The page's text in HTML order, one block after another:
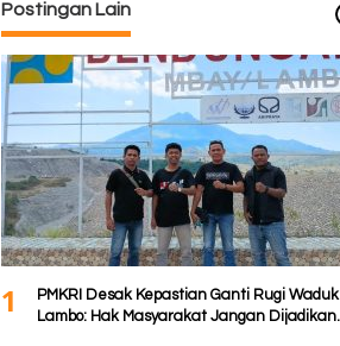
Postingan Lain
1
PMKRI Desak Kepastian Ganti Rugi Waduk
Lambo: Hak Masyarakat Jangan Dijadikan